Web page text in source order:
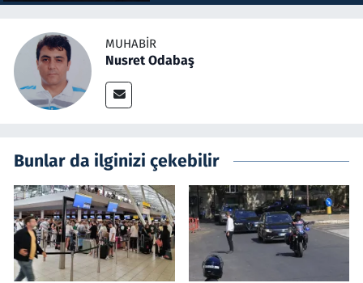
MUHABIR
Nusret Odabaş
Bunlar da ilginizi çekebilir